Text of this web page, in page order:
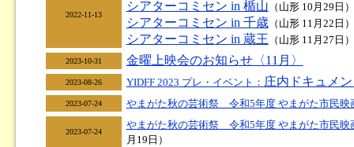
2022-11-13
シアターコミセン in 楯山 （山形 10月29日）
シアターコミセン in 千歳（山形 11月22日）
シアターコミセン in 蔵王 （山形 11月27日）
2023-10-31 金曜上映会のお知らせ〈11月〉
2023-08-26 YIDFF 2023 プレ・イベント： 庄内ドキュメ
2023-07-24 やまがた秋の芸術祭 令和5年度 やまがた市民映
2023-07-24
やまがた秋の芸術祭 令和5年度 やまがた市民映
月19日）